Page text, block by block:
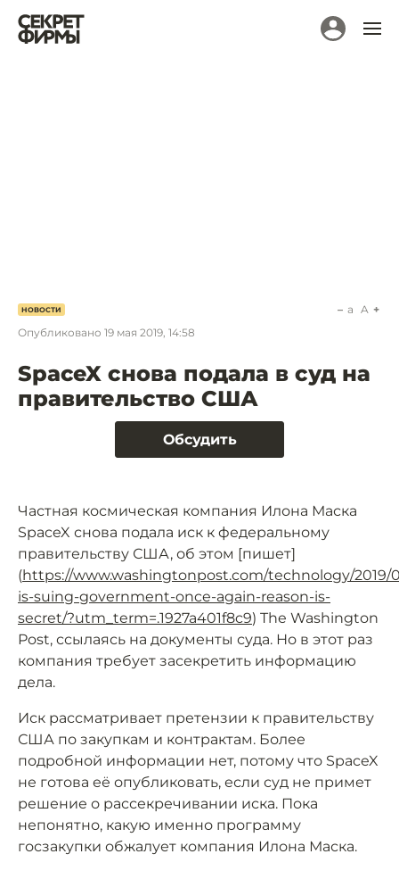
НОВОСТИ
Опубликовано 19 мая 2019, 14:58
a A
SpaceX снова подала в суд на
правительство США
Обсудить
Частная космическая компания Илона Маска
SpaceX снова подала иск к федеральному
правительству США, об этом [пишет]
(https://www.washingtonpost.com/technology/2019/
is-suing-government-once-again-reason-is-
secret/?utm_term=.1927a401f8c9) The Washington
Post, ссылаясь на документы суда. Но в этот раз
компания требует засекретить информацию
дела.
Иск рассматривает претензии к правительству
США по закупкам и контрактам. Более
подробной информации нет, потому что SpaceX
не готова её опубликовать, если суд не примет
решение о рассекречивании иска. Пока
непонятно, какую именно программу
госзакупки обжалует компания Илона Маска.